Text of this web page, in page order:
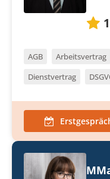
AGB Arbeitsvertrag
Dienstvertrag